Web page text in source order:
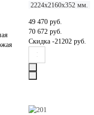
2224х2160х352 мм.
49 470 руб.
70 672 руб.
Скидка -21202 руб.